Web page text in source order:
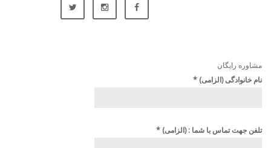
مشاوره رایگان
نام خانوادگی (الزامی) *
تلفن جهت تماس با شما : (الزامی) *